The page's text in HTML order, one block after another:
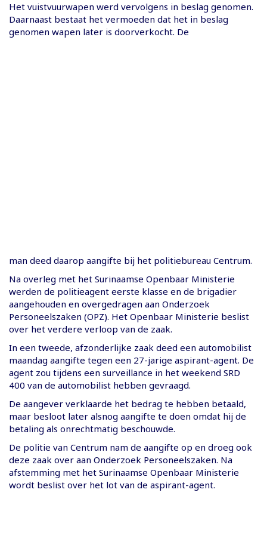
Het vuistvuurwapen werd vervolgens in beslag genomen.
Daarnaast bestaat het vermoeden dat het in beslag
genomen wapen later is doorverkocht. De
man deed daarop aangifte bij het politiebureau Centrum.
Na overleg met het Surinaamse Openbaar Ministerie
werden de politieagent eerste klasse en de brigadier
aangehouden en overgedragen aan Onderzoek
Personeelszaken (OPZ). Het Openbaar Ministerie beslist
over het verdere verloop van de zaak.
In een tweede, afzonderlijke zaak deed een automobilist
maandag aangifte tegen een 27-jarige aspirant-agent. De
agent zou tijdens een surveillance in het weekend SRD
400 van de automobilist hebben gevraagd.
De aangever verklaarde het bedrag te hebben betaald,
maar besloot later alsnog aangifte te doen omdat hij de
betaling als onrechtmatig beschouwde.
De politie van Centrum nam de aangifte op en droeg ook
deze zaak over aan Onderzoek Personeelszaken. Na
afstemming met het Surinaamse Openbaar Ministerie
wordt beslist over het lot van de aspirant-agent.